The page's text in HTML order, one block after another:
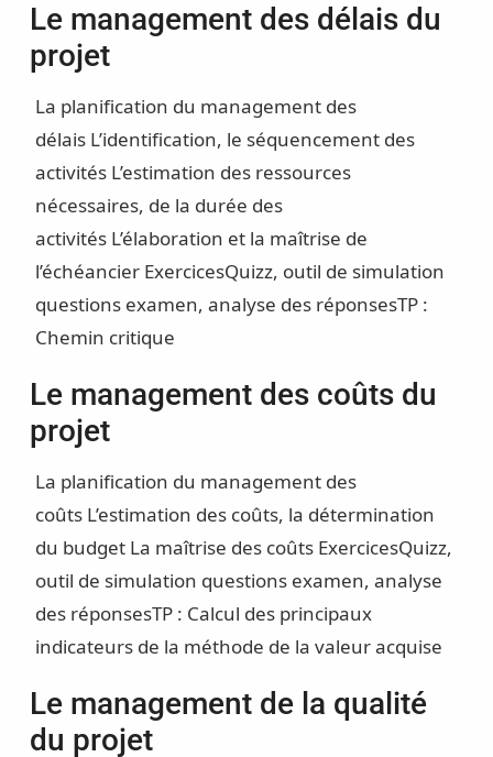
Le management des délais du
projet
La planification du management des
délais L’identification, le séquencement des
activités L’estimation des ressources
nécessaires, de la durée des
activités L’élaboration et la maîtrise de
l’échéancier ExercicesQuizz, outil de simulation
questions examen, analyse des réponsesTP :
Chemin critique
Le management des coûts du
projet
La planification du management des
coûts L’estimation des coûts, la détermination
du budget La maîtrise des coûts ExercicesQuizz,
outil de simulation questions examen, analyse
des réponsesTP : Calcul des principaux
indicateurs de la méthode de la valeur acquise
Le management de la qualité
du projet